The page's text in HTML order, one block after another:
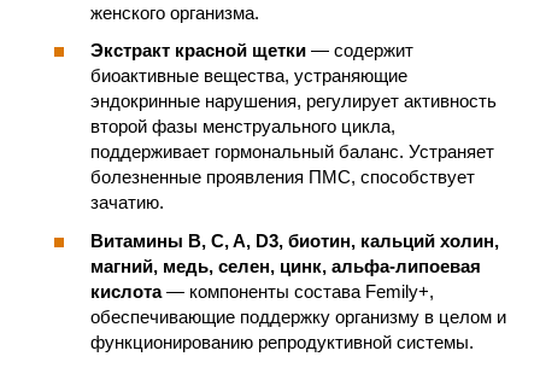
женского организма.
Экстракт красной щетки — содержит
биоактивные вещества, устраняющие
эндокринные нарушения, регулирует активность
второй фазы менструального цикла,
поддерживает гормональный баланс. Устраняет
болезненные проявления ПМС, способствует
зачатию.
Витамины B, C, A, D3, биотин, кальций холин,
магний, медь, селен, цинк, альфа-липоевая
кислота— компоненты состава Femily+,
обеспечивающие поддержку организму в целом и
функционированию репродуктивной системы.